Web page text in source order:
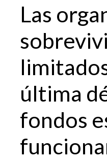
Las
última
fondos